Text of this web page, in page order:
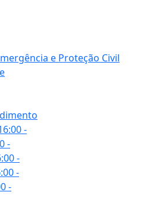
e Proteção Civil
-
-
-
-
-